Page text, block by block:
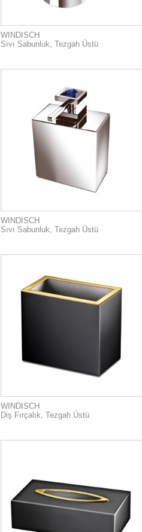
WINDISCH
Sıvı Sabunluk, Tezgah Üstü
WINDISCH
Sıvı Sabunluk, Tezgah Üstü
WINDISCH
Diş Fırçalık, Tezgah Üstü